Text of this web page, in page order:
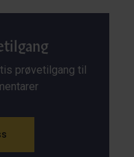
prøvetilgang til